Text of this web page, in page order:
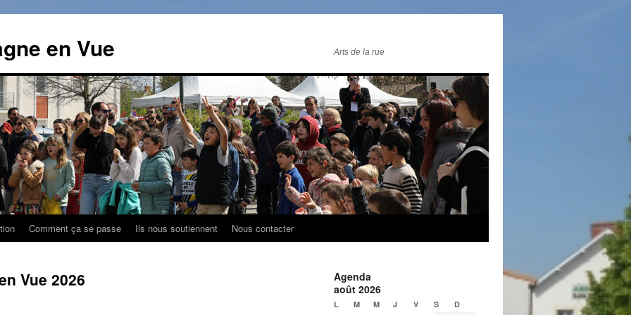
en Vue Arts de la rue
Comment ça se passe Ils nous soutiennent Nous contacter
Vue 2026
Agenda
août 2026
L M M J V S D